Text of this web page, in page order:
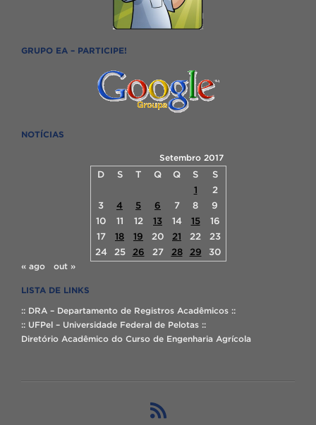
GRUPO EA – PARTICIPE!
NOTÍCIAS
Setembro 2017
D S T Q Q S
S
1
2
3
4 5 6 7 8
9
10
11 12 13 14 15
16
17
18 19 20 21 22
23
24
25 26 27 28 29 30
« ago out »
LISTA DE LINKS
:: DRA – Departamento de Registros Acadêmicos ::
:: UFPel – Universidade Federal de Pelotas ::
Diretório Acadêmico do Curso de Engenharia Agrícola